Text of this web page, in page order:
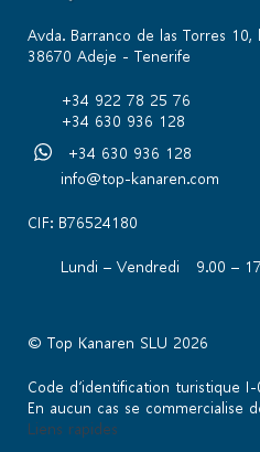
Avda. Barranco de las Torres 10,
38670 Adeje - Tenerife
+34 922 78 25 76
+34 630 936 128
+34 630 936 128
info@top-kanaren.com
CIF: B76524180
Lundi – Vendredi 9.00 –
© Top Kanaren SLU 2026
Code d’identification turistique I-
En aucun cas se commercialise
Liens rapides